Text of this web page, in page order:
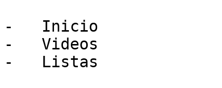
-   Inicio
-   Videos
-   Listas